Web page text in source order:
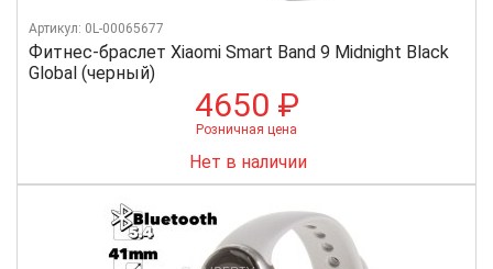
Фитнес-браслет Xiaomi Smart Band 9 Midnight Black
Global (черный)
Артикул: 0L-00065677
4650 ₽
Розничная цена
Нет в наличии